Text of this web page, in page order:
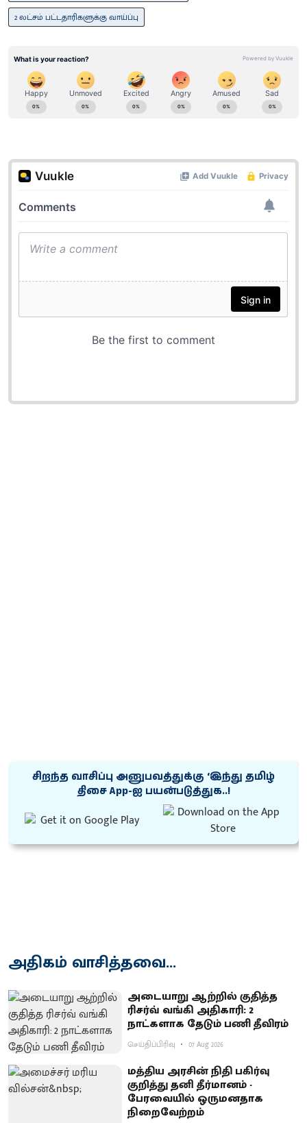
2 லட்சம் பட்டதாரிகளுக்கு வாய்ப்பு
சிறந்த வாசிப்பு அனுபவத்துக்கு ‘இந்து தமிழ்
திசை App-ஐ பயன்படுத்துக..!
அதிகம் வாசித்தவை...
அடையாறு ஆற்றில் குதித்த
ரிசர்வ் வங்கி அதிகாரி: 2
நாட்களாக தேடும் பணி தீவிரம்
செய்திப்பிரிவு 07 Aug 2026
மத்திய அரசின் நிதி பகிர்வு
குறித்து தனி தீர்மானம் -
பேரவையில் ஒருமனதாக
நிறைவேற்றம்